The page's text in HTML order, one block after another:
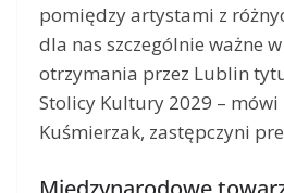
pomiędzy artystami z
dla nas szczególnie ważne
otrzymania przez Lublin
Stolicy Kultury 2029 –
Kuśmierzak, zastępczyni